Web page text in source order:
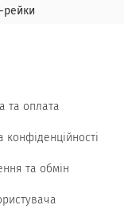
рейки
та оплата
конфіденційності
та обмін